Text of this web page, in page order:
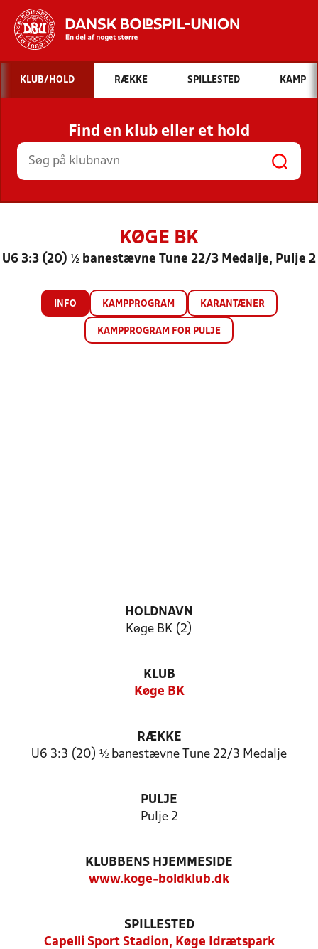
Hvad vil du søge efter?
INDHOLD OG NYHEDER
STILLINGER, RESULTATER, KLUBBER OG
HOLD
KLUB/HOLD RÆKKE SPILLESTED KAMP
Find en klub eller et hold
KØGE BK
U6 3:3 (20) ½ banestævne Tune 22/3 Medalje, Pulje 2
INFO KAMPPROGRAM KARANTÆNER
KAMPPROGRAM FOR PULJE
HOLDNAVN
Køge BK (2)
KLUB
Køge BK
RÆKKE
U6 3:3 (20) ½ banestævne Tune 22/3 Medalje
PULJE
Pulje 2
KLUBBENS HJEMMESIDE
www.koge-boldklub.dk
SPILLESTED
Capelli Sport Stadion, Køge Idrætspark